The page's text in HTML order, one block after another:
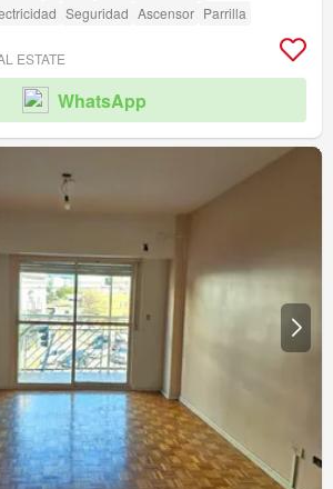
Seguridad Ascensor Parrilla
ESTATE
WhatsApp